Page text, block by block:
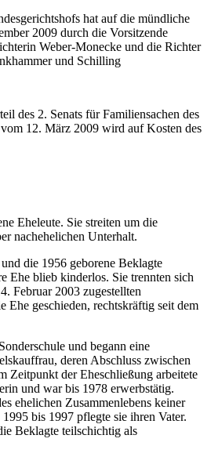
hat auf die mündliche
2009 durch die Vorsitzende
Weber-Monecke und die Richter
und Schilling
des 2. Senats für Familiensachen des
12. März 2009 wird auf Kosten des
Eheleute. Sie streiten um die
nachehelichen Unterhalt.
die 1956 geborene Beklagte
Ehe blieb kinderlos. Sie trennten sich
Februar 2003 zugestellten
Ehe geschieden, rechtskräftig seit dem
und begann eine
deren Abschluss zwischen
Zeitpunkt der Eheschließung arbeitete
und war bis 1978 erwerbstätig.
ehelichen Zusammenlebens keiner
bis 1997 pflegte sie ihren Vater.
Beklagte teilschichtig als